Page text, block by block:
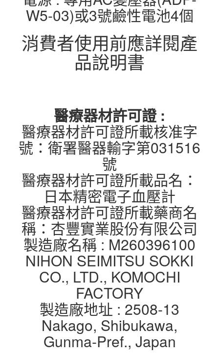
W5-03)或3號鹼性電池4個
消費者使用前應詳閱產
品說明書
醫療器材許可證 :
醫療器材許可證所載核准字
號：衛署醫器輸字第031516
號
醫療器材許可證所載品名：
日本精密電子血壓計
醫療器材許可證所載藥商名
稱：杏豐實業股份有限公司
製造廠名稱 : M260396100
NIHON SEIMITSU SOKKI
CO., LTD., KOMOCHI
FACTORY
製造廠地址 : 2508-13
Nakago, Shibukawa,
Gunma-Pref., Japan